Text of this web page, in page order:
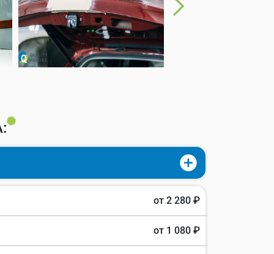
от 2 280 ₽
от 1 080 ₽